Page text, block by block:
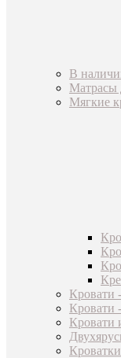
В
Матрасы
Мягкие
Кровати
Кровати
Кровати